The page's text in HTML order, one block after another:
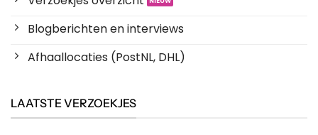
Blogberichten en interviews
Afhaallocaties (PostNL, DHL)
LAATSTE VERZOEKJES